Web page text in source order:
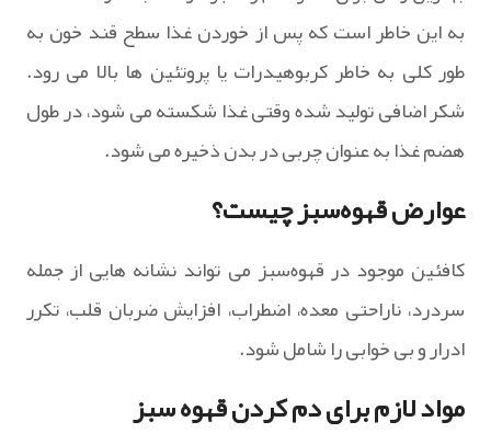
به این خاطر است که پس از خوردن غذا سطح قند خون به
طور کلی به خاطر کربوهیدرات یا پروتئین ها بالا می رود.
شکر اضافی تولید شده وقتی غذا شکسته می شود، در طول
هضم غذا به عنوان چربی در بدن ذخیره می شود.
عوارض قهوه‌سبز چیست؟
کافئین موجود در قهوه‌سبز می تواند نشانه هایی از جمله
سردرد، ناراحتی معده، اضطراب، افزایش ضربان قلب، تکرر
ادرار و بی خوابی را شامل شود.
مواد لازم برای دم کردن قهوه سبز